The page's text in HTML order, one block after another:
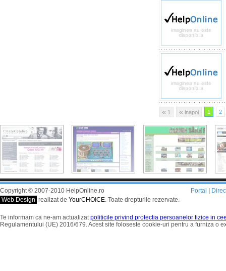
« 1 « inapoi 1 2
Copyright © 2007-2010 HelpOnline.ro
Web Design realizat de YourCHOICE. Toate drepturile rezervate.
Portal
Te informam ca ne-am actualizatpoliticile privind protectia persoanelor fizice in
Regulamentului (UE) 2016/679. Acest site foloseste cookie-uri pentru a furniza o